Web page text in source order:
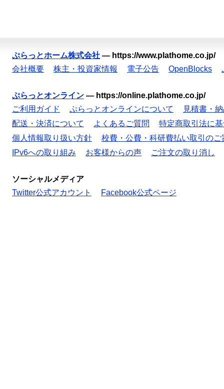
ぷらっとホーム株式会社 — https://www.plathome.co.jp/
会社概要
株主・投資家情報 電子公告 OpenBlocks
ぷらっとオンライン — https://online.plathome.co.jp/
ご利用ガイド
ぷらっとオンラインについて
見積書・
配送・決済について
よくあるご質問
特定商取引法に
個人情報取り扱い方針
校費・公費・科研費払い取引のご
IPv6への取り組み
お客様からの声 ご注文の取り消し
ソーシャルメディア
Twitter公式アカウント
Facebook公式ページ